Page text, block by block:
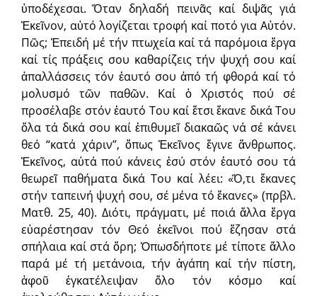
ὑποδέχεσαι. Ὅταν δηλαδή πεινᾶς καί διψᾶς γιά
Ἐκεῖνον, αὐτό λογίζεται τροφή καί ποτό για Αὐτόν.
Πῶς; Ἐπειδή μέ τήν πτωχεία καί τά παρόμοια ἔργα
καί τίς πράξεις σου καθαρίζεις τήν ψυχή σου καί
ἀπαλλάσσεις τόν ἑαυτό σου ἀπό τή φθορά καί τό
μολυσμό τῶν παθῶν. Καί ὁ Χριστός πού σέ
προσέλαβε στόν ἑαυτό Του καί ἔτσι ἔκανε δικά Του
ὅλα τά δικά σου καί ἐπιθυμεῖ διακαῶς νά σέ κάνει
θεό “κατά χάριν”, ὅπως Ἐκεῖνος ἔγινε ἄνθρωπος.
Ἐκεῖνος, αὐτά πού κάνεις ἐσύ στόν ἑαυτό σου τά
θεωρεῖ παθήματα δικά Του καί λέει: «Ὅ,τι ἔκανες
στήν ταπεινή ψυχή σου, σέ μένα τό ἔκανες» (πρβλ.
Ματθ. 25, 40). Διότι, πράγματι, μέ ποιά ἄλλα ἔργα
εὐαρέστησαν τόν Θεό ἐκεῖνοι πού ἔζησαν στά
σπήλαια καί στά ὄρη; Ὁπωσδήποτε μέ τίποτε ἄλλο
παρά μέ τή μετάνοια, τήν ἀγάπη καί τήν πίστη,
ἀφοῦ ἐγκατέλειψαν ὅλο τόν κόσμο καί